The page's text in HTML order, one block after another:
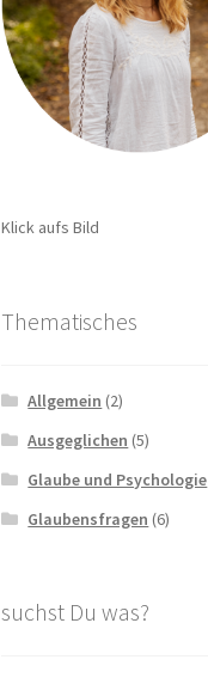
Klick aufs Bild
Thematisches
Allgemein (2)
Ausgeglichen (5)
Glaube und Psychologie
Glaubensfragen (6)
suchst Du was?